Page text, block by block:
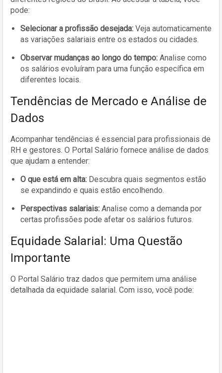
pode:
Selecionar a profissão desejada: Veja automaticamente
as variações salariais entre os estados ou cidades.
Observar mudanças ao longo do tempo: Analise como
os salários evoluíram para uma função específica em
diferentes locais.
Tendências de Mercado e Análise de
Dados
Acompanhar tendências é essencial para profissionais de
RH e gestores. O Portal Salário fornece análise de dados
que ajudam a entender:
O que está em alta: Descubra quais segmentos estão
se expandindo e quais estão encolhendo.
Perspectivas salariais: Analise como a demanda por
certas profissões pode afetar os salários futuros.
Equidade Salarial: Uma Questão
Importante
O Portal Salário traz dados que permitem uma análise
detalhada da equidade salarial. Com isso, você pode: